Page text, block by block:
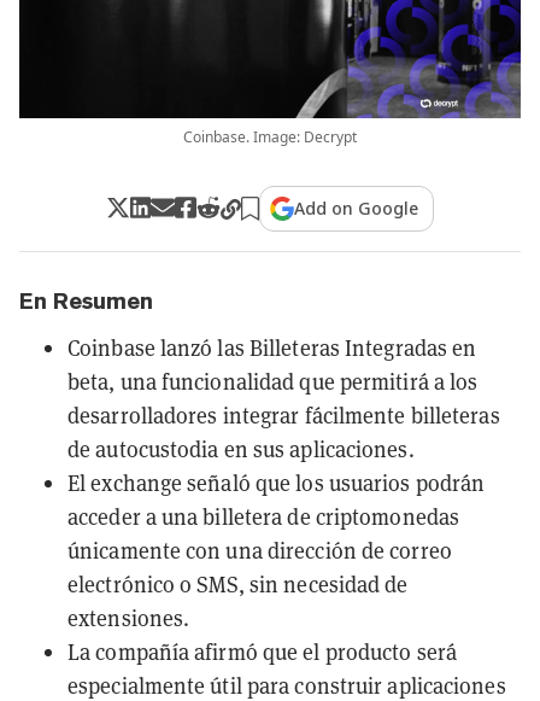
Coinbase. Image: Decrypt
Add on Google
En Resumen
Coinbase lanzó las Billeteras Integradas en
beta, una funcionalidad que permitirá a los
desarrolladores integrar fácilmente billeteras
de autocustodia en sus aplicaciones.
El exchange señaló que los usuarios podrán
acceder a una billetera de criptomonedas
únicamente con una dirección de correo
electrónico o SMS, sin necesidad de
extensiones.
La compañía afirmó que el producto será
especialmente útil para construir aplicaciones